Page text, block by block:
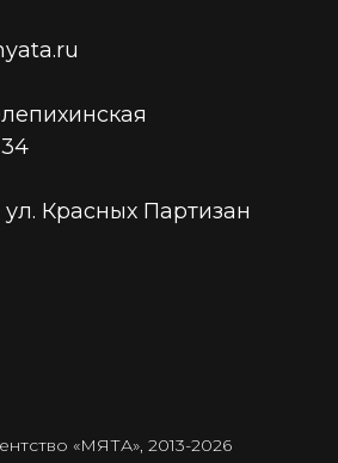
Красных Партизан
«МЯТА», 2013-2026